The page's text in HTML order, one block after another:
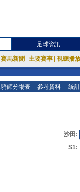
足球資訊
賽馬新聞 主要賽事 視聽播
騎師分場表 參考資料 統
沙田:
S1: